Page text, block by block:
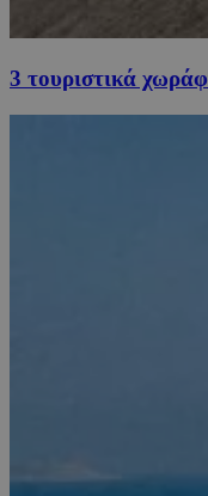
3 τουριστικά